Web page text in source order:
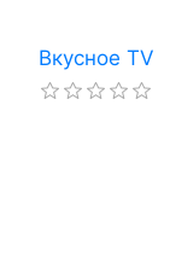
Вкусное TV